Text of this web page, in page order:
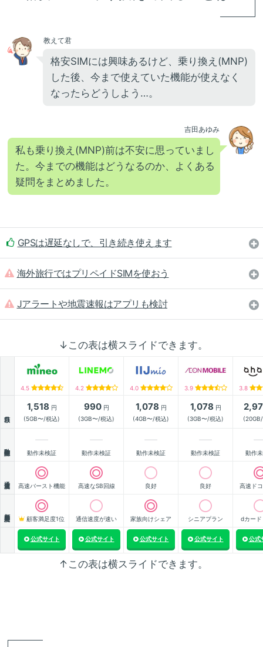
教えて君
格安SIMには興味あるけど、乗り換え(MNP)
した後、今まで使えていた機能が使えなく
なったらどうしよう…。
吉田あゆみ
私も乗り換え(MNP)前は不安に思っていまし
た。今までの機能はどうなるのか、よくある
疑問をまとめました。
GPSは遅延なしで、引き続き使えます
海外旅行ではプリペイドSIMを使おう
Jアラートや地震速報はアプリも検討
↓この表は横スライドできます。
4.5 4.2 4.0 3.9 3.8
1,518 円
(5GB〜/税込)
990円
(3GB〜/税込)
1,078 円
(4GB〜/税込)
1,078 円
(3GB〜/税込)
動作未検証 動作未検証 動作未検証 動作未検証 動作
高速バースト機能 高速なSB回線 良好 良好 高速ド
顧客満足度1位 通信速度が速い 家族向けシェア シニアプラン dカード
公式サイト 公式サイト 公式サイト 公式サイト 公式
↑この表は横スライドできます。